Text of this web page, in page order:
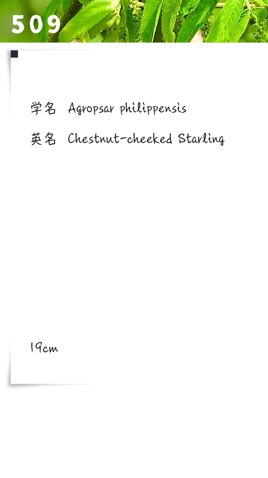
509
学名 Agropsar philippensis
英名 Chestnut-cheeked Starling
19cm